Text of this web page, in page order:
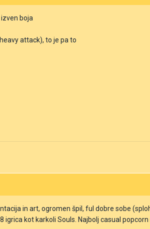
boja
attack), to je pa to
in art, ogromen špil, ful dobre sobe
kot karkoli Souls. Najbolj casual